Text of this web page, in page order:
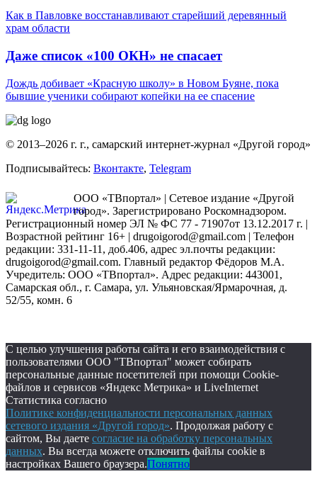
Как в Павловке восстанавливают старейший деревянный
храм области
Даже список «100 ОКН» не спасает
Дождь добивает «Красную школу» в Новом Буяне, пока
бывшие ученики собирают копейки на ее спасение
© 2013–2026 г. г., самарский интернет-журнал «Другой город»
Подписывайтесь: Вконтакте, Telegram
ООО «ТВпортал» | Сетевое издание «Другой
город». Зарегистрировано Роскомнадзором.
Регистрационный номер ЭЛ № ФС 77 - 71907от 13.12.2017 г. |
Возрастной рейтинг 16+ | drugoigorod@gmail.com | Телефон
редакции: 331-11-11, доб.406, адрес эл.почты редакции:
drugoigorod@gmail.com. Главный редактор Фёдоров М.А.
Учредитель: ООО «ТВпортал». Адрес редакции: 443001,
Самарская обл., г. Самара, ул. Ульяновская/Ярмарочная, д.
52/55, комн. 6
С целью улучшения работы сайта и его взаимодействия с
пользователями ООО "ТВпортал" может собирать
персональные данные посетителей при помощи Cookie-
файлов и сервисов «Яндекс Метрика» и LiveInternet
Статистика согласно
Политике конфиденциальности персональных данных
сетевого издания «Другой город». Продолжая работу с
сайтом, Вы даете согласие на обработку персональных
данных. Вы всегда можете отключить файлы cookie в
настройках Вашего браузера.Понятно